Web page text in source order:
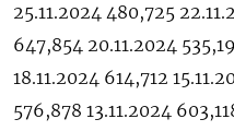
25.11.2024 480,725
647,854 20.11.2024
18.11.2024 614,712
576,878 13.11.2024